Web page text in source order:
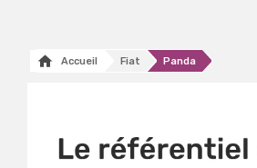
Accueil Fiat Panda